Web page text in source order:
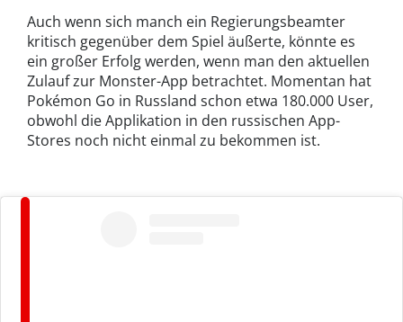
Auch wenn sich manch ein Regierungsbeamter
kritisch gegenüber dem Spiel äußerte, könnte es
ein großer Erfolg werden, wenn man den aktuellen
Zulauf zur Monster-App betrachtet. Momentan hat
Pokémon Go in Russland schon etwa 180.000 User,
obwohl die Applikation in den russischen App-
Stores noch nicht einmal zu bekommen ist.